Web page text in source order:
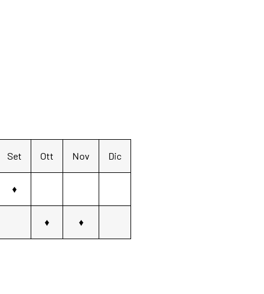
Set Ott Nov Dic
♦
♦ ♦